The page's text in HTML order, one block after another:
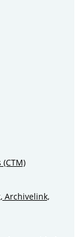
Archivelink,